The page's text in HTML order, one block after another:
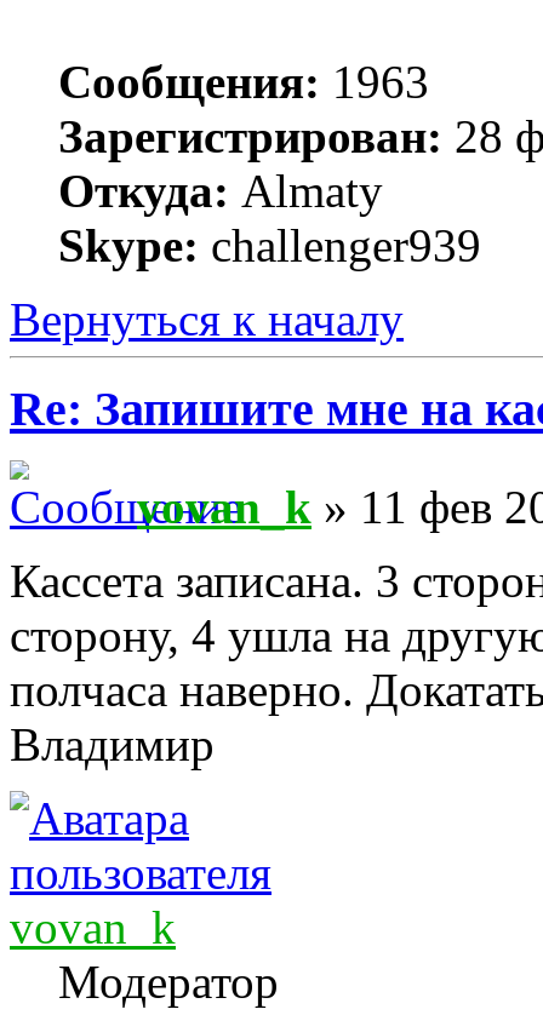
Сообщения: 1963
Зарегистрирован: 28
Откуда: Almaty
Skype: challenger939
Вернуться к началу
Re: Запишите мне на
vovan_k » 11 фев
Кассета записана. 3
сторону, 4 ушла на
полчаса наверно.
Владимир
vovan_k
Модератор